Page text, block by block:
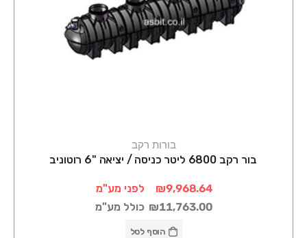
בורות רקב
בור רקב 6800 ליטר כניסה / יציאה "6 רוטוניב
₪9,968.64
לפני מע"מ
₪11,763.00 כולל מע"מ
הוסף לסל